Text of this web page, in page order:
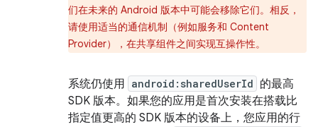
们在未来的 Android 版本中可能会移除它们。相反，
请使用适当的通信机制（例如服务和 Content
Provider），在共享组件之间实现互操作性。
系统仍使用 android:sharedUserId 的最高
SDK 版本。如果您的应用是首次安装在搭载比
指定值更高的 SDK 版本的设备上，您应用的行